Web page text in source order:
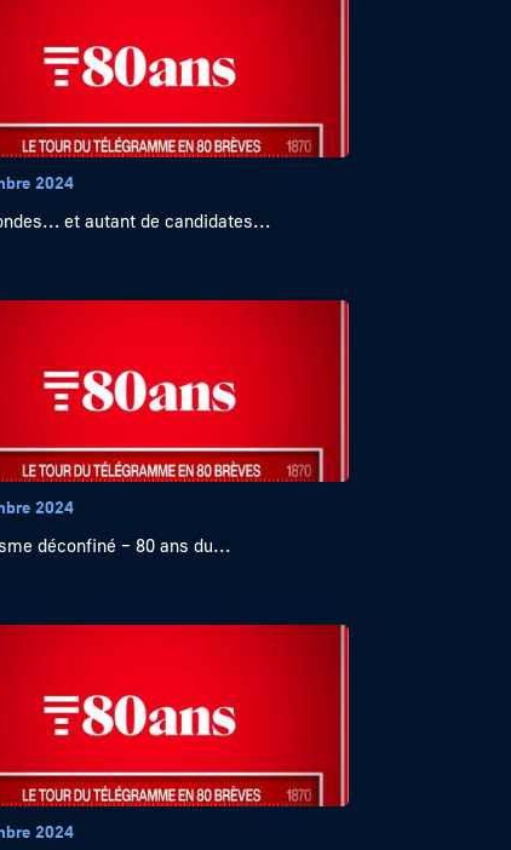
2024
et autant de candidates...
2024
déconfiné – 80 ans du...
2024